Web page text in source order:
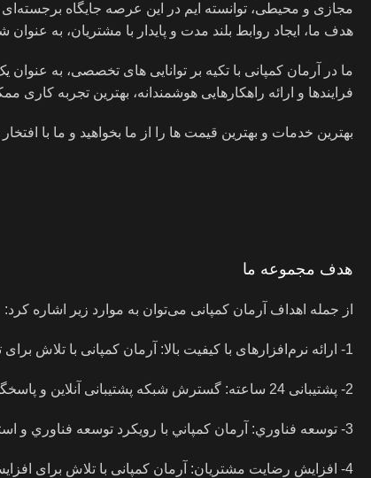
مجازی و محیطی، توانسته ایم در این عرصه جایگاه
هدف ما، ایجاد روابط بلند مدت و پایدار با مشتریان، به
ما در آرمان کمپانی با تکیه بر توانایی های تخصصی، به
فرایندها و ارائه راهکارهایی هوشمندانه، بهترین تجربه کاری
بهترین خدمات و بهترین قیمت ها را از ما بخواهید و ما با
هدف مجموعه ما
از جمله اهداف آرمان کمپانی می‌توان به موارد زیر اشاره کرد:
1- ارائه نرم‌افزارهای با کیفیت بالا: آرمان کمپانی با تلاش برای تولید نرم‌افزارهای با کیفیت بالا، سعی در جذب مشتریان جدید و حفظ مشتریان قبلی خود دارد.
2- پشتیبانی 24 ساعته: گسترش شبکه پشتیبانی آنلاین و پاسخگوئی سريع به مشكلات كاربران، يكي ديگر از هدف های آن است.
3- توسعه فناوري: آرمان کمپاني با رويكرد توسعه فناوري و استفاده از جديدترين تكنولوژي ها، سعی در بهبود محصولات خود دارد.
4- افزایش رضایت مشتریان: آرمان کمپانی با تلاش برای افزایش رضایت مشتریان، به دنبال حفظ و گسترش بازار خود است.